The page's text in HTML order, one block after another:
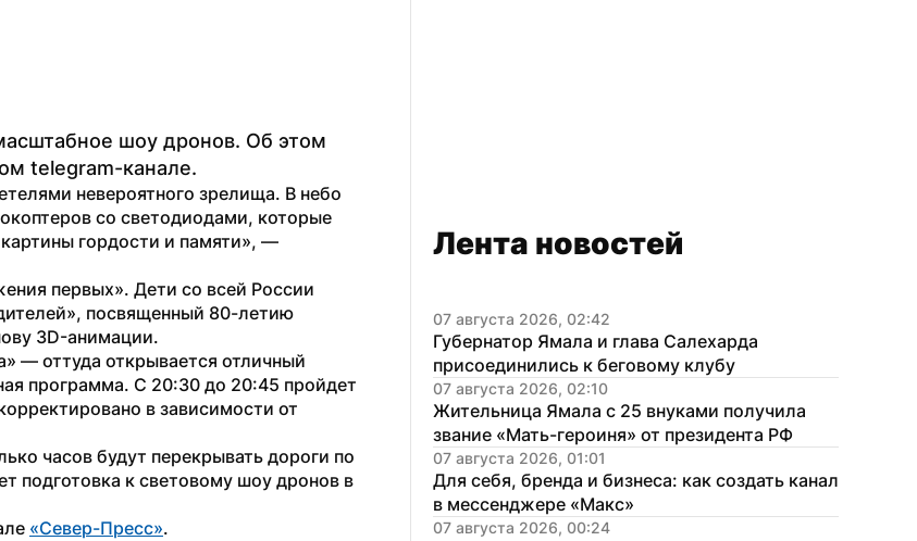
шоу дронов. Об этом
telegram-канале.
невероятного зрелища. В небо
со светодиодами, которые
первых». Дети со всей России
посвященный 80-летию
3D-анимации.
— оттуда открывается отличный
программа. С 20:30 до 20:45 пройдет
в зависимости от
часов будут перекрывать дороги по
подготовка к световому шоу дронов в
«Север-Пресс».
Лента новостей
07 августа 2026, 02:42
Губернатор Ямала и глава Салехарда
присоединились к беговому клубу
07 августа 2026, 02:10
Жительница Ямала с 25 внуками получила
звание «Мать-героиня» от президента РФ
07 августа 2026, 01:01
Для себя, бренда и бизнеса: как создать канал
в мессенджере «Макс»
07 августа 2026, 00:24